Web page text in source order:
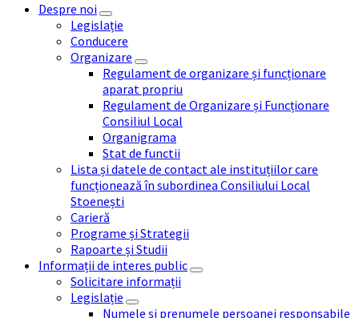
Despre noi
Legislație
Conducere
Organizare
Regulament de organizare și funcționare
aparat propriu
Regulament de Organizare și Funcționare
Consiliul Local
Organigrama
Stat de functii
Lista și datele de contact ale instituțiilor care
funcționează în subordinea Consiliului Local
Stoenești
Carieră
Programe și Strategii
Rapoarte și Studii
Informații de interes public
Solicitare informații
Legislație
Numele și prenumele persoanei responsabile